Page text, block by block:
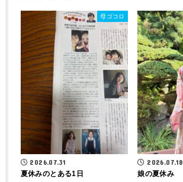
母ゴコロ
2026.07.31
夏休みのとある1日
2026.07.18
娘の夏休み